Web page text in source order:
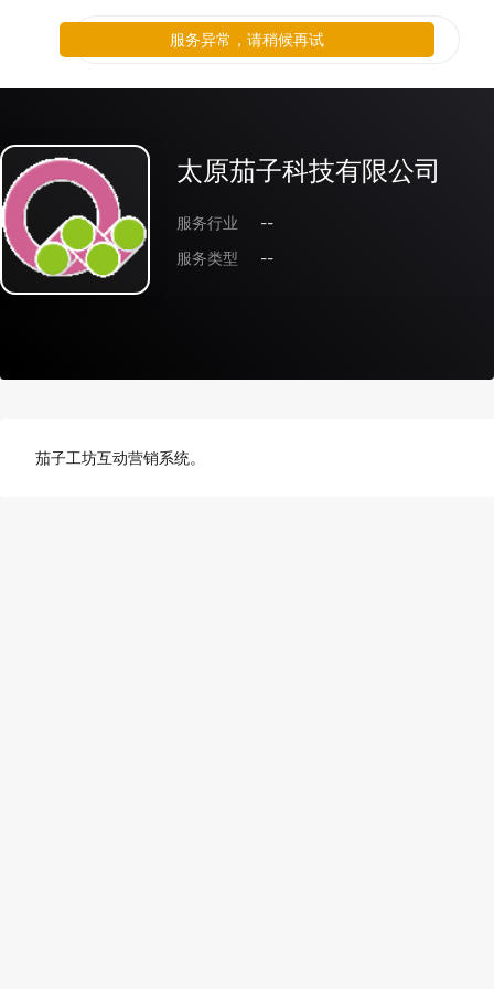
太原茄子科技有限公司
服务行业
--
服务类型
--
茄子工坊互动营销系统。
服务异常，请稍候再试